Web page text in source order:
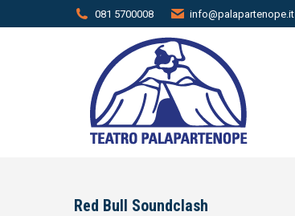
081 5700008 info@palapartenope.it
Red Bull Soundclash